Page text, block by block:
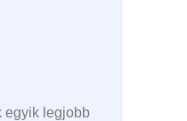
egyik legjobb